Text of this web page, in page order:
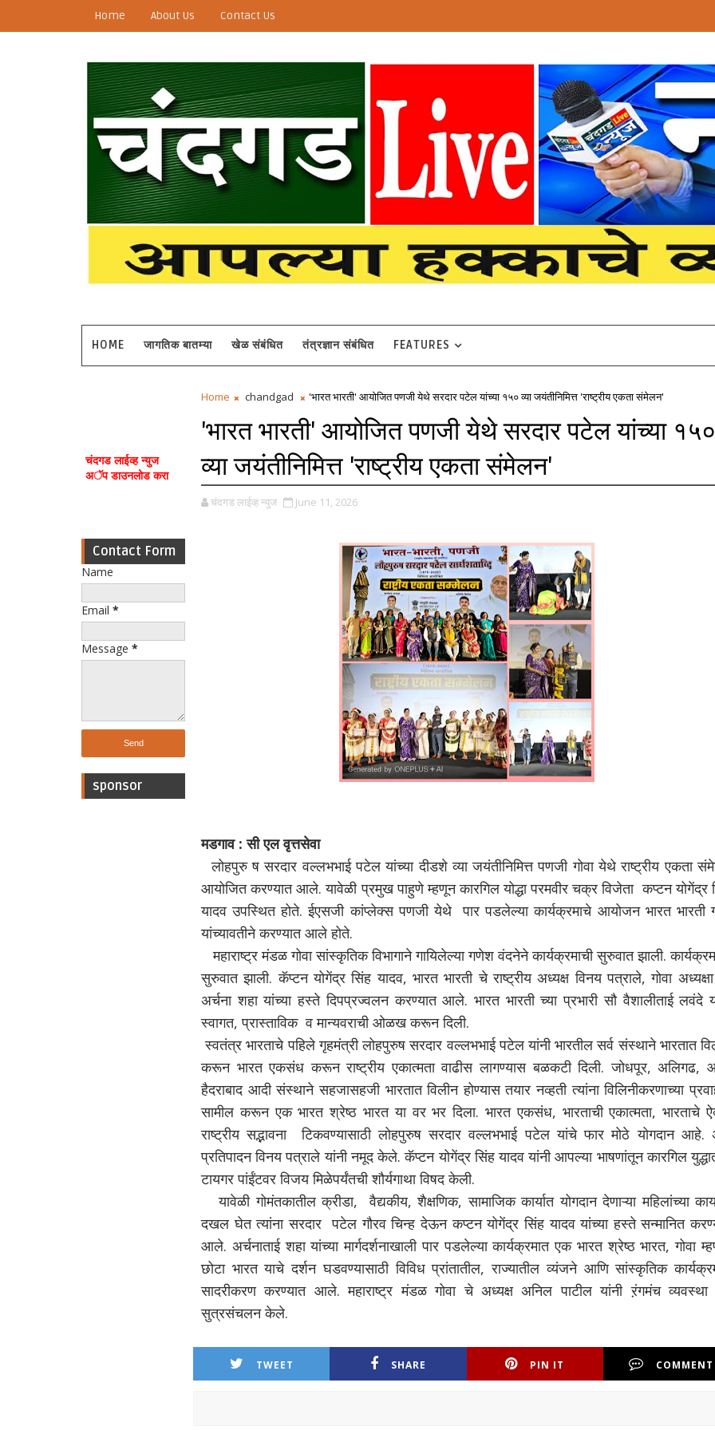
Home About Us Contact Us
HOME जागतिक बातम्या खेळ संबंधित तंत्रज्ञान संबंधित FEATURES
चंदगड लाईव्ह न्युज
अॅप डाउनलोड करा
Contact Form
Name
Email *
Message *
sponsor
Home chandgad 'भारत भारती' आयोजित पणजी येथे सरदार पटेल यांच्या १५० व्या जयंतीनिमित्त 'राष्ट्रीय एकता संमेलन'
'भारत भारती' आयोजित पणजी येथे सरदार पटेल यांच्या १५०
व्या जयंतीनिमित्त 'राष्ट्रीय एकता संमेलन'
चंदगड लाईव्ह न्युज June 11, 2026
मडगाव : सी एल वृत्तसेवा
लोहपुरु ष सरदार वल्लभभाई पटेल यांच्या दीडशे व्या जयंतीनिमित्त पणजी गोवा येथे राष्ट्रीय एकता
आयोजित करण्यात आले. यावेळी प्रमुख पाहुणे म्हणून कारगिल योद्धा परमवीर चक्र विजेता कप्टन योगेंद्र
यादव उपस्थित होते. ईएसजी कांप्लेक्स पणजी येथे पार पडलेल्या कार्यक्रमाचे आयोजन भारत भारती
यांच्यावतीने करण्यात आले होते.
महाराष्ट्र मंडळ गोवा सांस्कृतिक विभागाने गायिलेल्या गणेश वंदनेने कार्यक्रमाची सुरुवात झाली.
सुरुवात झाली. कॅप्टन योगेंद्र सिंह यादव, भारत भारती चे राष्ट्रीय अध्यक्ष विनय पत्राले, गोवा
अर्चना शहा यांच्या हस्ते दिपप्रज्वलन करण्यात आले. भारत भारती च्या प्रभारी सौ वैशालीताई लवंदे
स्वागत, प्रास्ताविक व मान्यवराची ओळख करून दिली.
स्वतंत्र भारताचे पहिले गृहमंत्री लोहपुरुष सरदार वल्लभभाई पटेल यांनी भारतील सर्व संस्थाने भारतात
करून भारत एकसंध करून राष्ट्रीय एकात्मता वाढीस लागण्यास बळकटी दिली. जोधपूर, अलिगढ,
हैदराबाद आदी संस्थाने सहजासहजी भारतात विलीन होण्यास तयार नव्हती त्यांना विलिनीकरणाच्या
सामील करून एक भारत श्रेष्ठ भारत या वर भर दिला. भारत एकसंध, भारताची एकात्मता, भारताचे
राष्ट्रीय सद्भावना टिकवण्यासाठी लोहपुरुष सरदार वल्लभभाई पटेल यांचे फार मोठे योगदान
प्रतिपादन विनय पत्राले यांनी नमूद केले. कॅप्टन योगेंद्र सिंह यादव यांनी आपल्या भाषणांतून कारगिल
टायगर पांईंटवर विजय मिळेपर्यंतची शौर्यगाथा विषद केली.
यावेळी गोमंतकातील क्रीडा, वैद्यकीय, शैक्षणिक, सामाजिक कार्यात योगदान देणाऱ्या महिलांच्या
दखल घेत त्यांना सरदार पटेल गौरव चिन्ह देऊन कप्टन योगेंद्र सिंह यादव यांच्या हस्ते सन्मानित
आले. अर्चनाताई शहा यांच्या मार्गदर्शनाखाली पार पडलेल्या कार्यक्रमात एक भारत श्रेष्ठ भारत, गोवा
छोटा भारत याचे दर्शन घडवण्यासाठी विविध प्रांतातील, राज्यातील व्यंजने आणि सांस्कृतिक
सादरीकरण करण्यात आले. महाराष्ट्र मंडळ गोवा चे अध्यक्ष अनिल पाटील यांनी ऱंगमंच
सुत्रसंचलन केले.
TWEET SHARE PIN IT COMMENT